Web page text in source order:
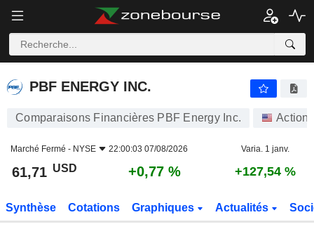
PBF ENERGY INC.
PBF ENERGY INC.
Comparaisons Financières PBF Energy Inc. Actions
Marché Fermé - NYSE 22:00:03 07/08/2026 Varia. 1 janv.
61,71 USD +0,77 % +127,54 %
Synthèse Cotations Graphiques Actualités